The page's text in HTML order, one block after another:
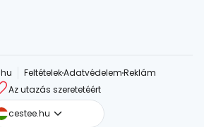
FeltételekAdatvédelemReklám
Az utazás szeretetéért
cestee.hu
cestee.com